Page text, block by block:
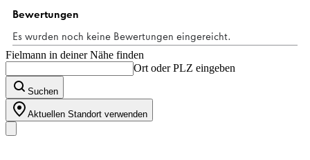
Fielmann in deiner Nähe finden
Ort oder PLZ eingeben
Suchen
Aktuellen Standort verwenden